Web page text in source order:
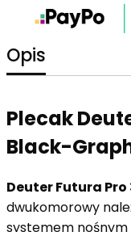
Opis
Plecak
Black-
Deuter Futura Pro
dwukomorowy
systemem nośnym